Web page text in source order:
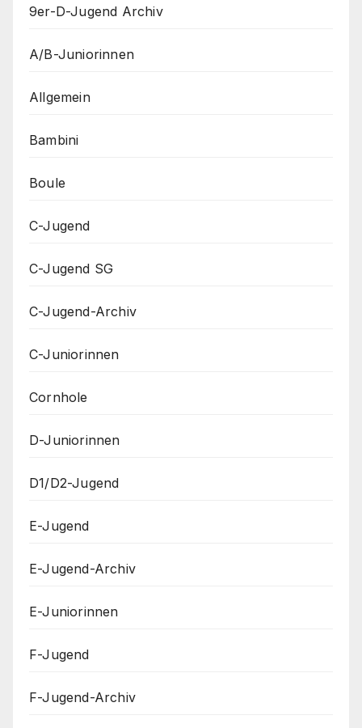
9er-D-Jugend Archiv
A/B-Juniorinnen
Allgemein
Bambini
Boule
C-Jugend
C-Jugend SG
C-Jugend-Archiv
C-Juniorinnen
Cornhole
D-Juniorinnen
D1/D2-Jugend
E-Jugend
E-Jugend-Archiv
E-Juniorinnen
F-Jugend
F-Jugend-Archiv